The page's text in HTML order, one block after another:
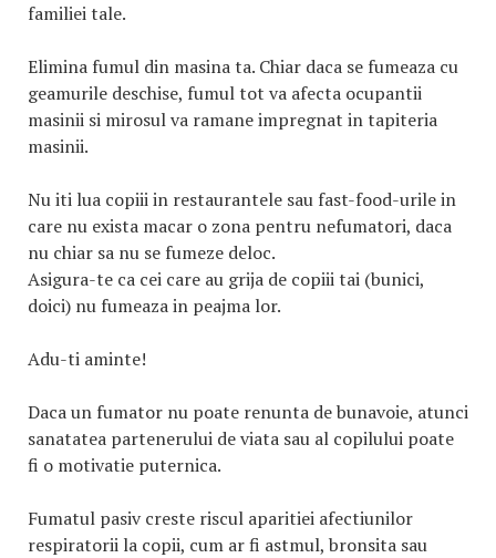
familiei tale.
Elimina fumul din masina ta. Chiar daca se fumeaza cu
geamurile deschise, fumul tot va afecta ocupantii
masinii si mirosul va ramane impregnat in tapiteria
masinii.
Nu iti lua copiii in restaurantele sau fast-food-urile in
care nu exista macar o zona pentru nefumatori, daca
nu chiar sa nu se fumeze deloc.
Asigura-te ca cei care au grija de copiii tai (bunici,
doici) nu fumeaza in peajma lor.
Adu-ti aminte!
Daca un fumator nu poate renunta de bunavoie, atunci
sanatatea partenerului de viata sau al copilului poate
fi o motivatie puternica.
Fumatul pasiv creste riscul aparitiei afectiunilor
respiratorii la copii, cum ar fi astmul, bronsita sau